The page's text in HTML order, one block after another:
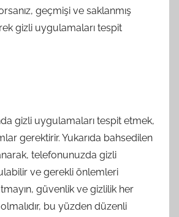
geçmişi ve saklanmış
gizli uygulamaları tespit
gizli uygulamaları tespit etmek,
gerektirir. Yukarıda bahsedilen
telefonunuzda gizli
ve gerekli önlemleri
güvenlik ve gizlilik her
bu yüzden düzenli